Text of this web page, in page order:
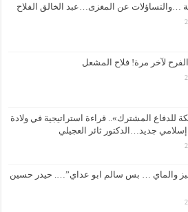
…والتساؤلات عن المغزى…عبد الخالق الفلاح
للدفاع المشترك».. قراءة استراتيجية في ولادة
جديد…الدكتور ثائر العجيلي
والماي … بس سالم ابو عداي”…. حيدر حسين